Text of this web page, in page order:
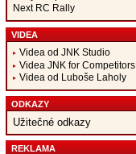
Next RC Rally
VIDEA
Videa od JNK Studio
Videa JNK for Competitors
Videa od Luboše Laholy
ODKAZY
Užitečné odkazy
REKLAMA